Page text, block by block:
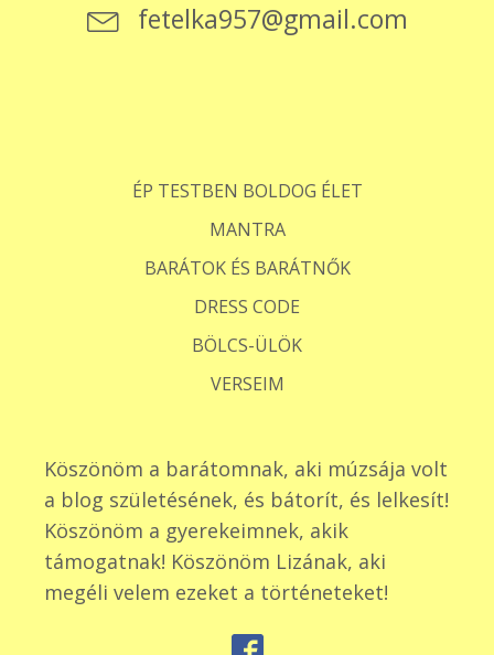
fetelka957@gmail.com
ÉP TESTBEN BOLDOG ÉLET
MANTRA
BARÁTOK ÉS BARÁTNŐK
DRESS CODE
BÖLCS-ÜLÖK
VERSEIM
Köszönöm a barátomnak, aki múzsája volt
a blog születésének, és bátorít, és lelkesít!
Köszönöm a gyerekeimnek, akik
támogatnak! Köszönöm Lizának, aki
megéli velem ezeket a történeteket!